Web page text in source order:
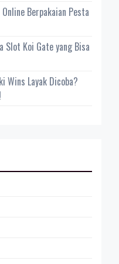
Berpakaian Pesta
Slot Koi Gate yang Bisa
Wins Layak Dicoba?